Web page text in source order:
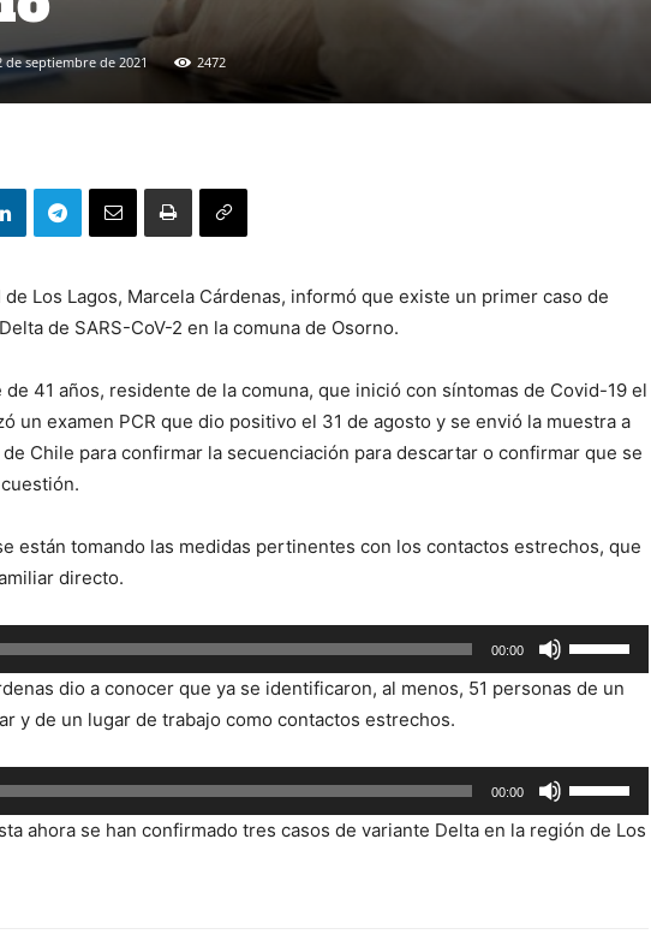
de septiembre de 2021 2472
de Los Lagos, Marcela Cárdenas, informó que existe un primer caso de
de SARS-CoV-2 en la comuna de Osorno.
41 años, residente de la comuna, que inició con síntomas de Covid-19 el
un examen PCR que dio positivo el 31 de agosto y se envió la muestra a
Chile para confirmar la secuenciación para descartar o confirmar que se
están tomando las medidas pertinentes con los contactos estrechos, que
directo.
00:00
las
teclas
flecha
arriba/abajo
para
dio a conocer que ya se identificaron, al menos, 51 personas de un
y de un lugar de trabajo como contactos estrechos.
00:00
las
teclas
ahora se han confirmado tres casos de variante Delta en la región de Los